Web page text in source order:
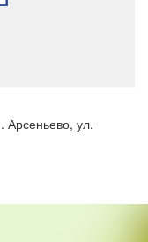
Арсеньево, ул.